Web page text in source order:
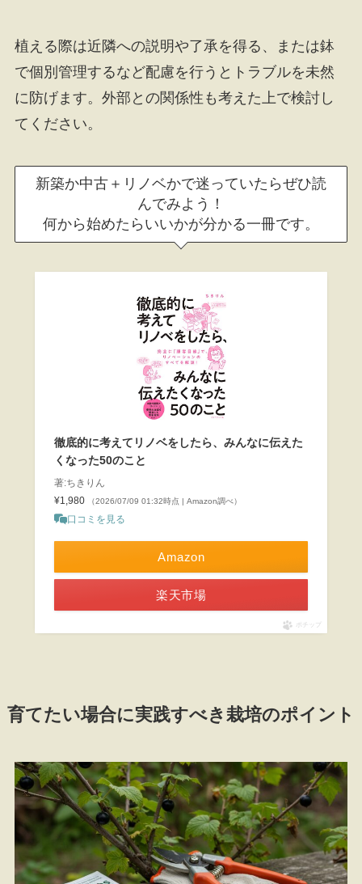
植える際は近隣への説明や了承を得る、または鉢
で個別管理するなど配慮を行うとトラブルを未然
に防げます。外部との関係性も考えた上で検討し
てください。
新築か中古＋リノベかで迷っていたらぜひ読
んでみよう！
何から始めたらいいかが分かる一冊です。
徹底的に考えてリノベをしたら、みんなに伝えた
くなった50のこと
著:ちきりん
¥1,980
（2026/07/09 01:32時点 | Amazon調べ）
口コミを見る
Amazon
楽天市場
ポチップ
育てたい場合に実践すべき栽培のポイント